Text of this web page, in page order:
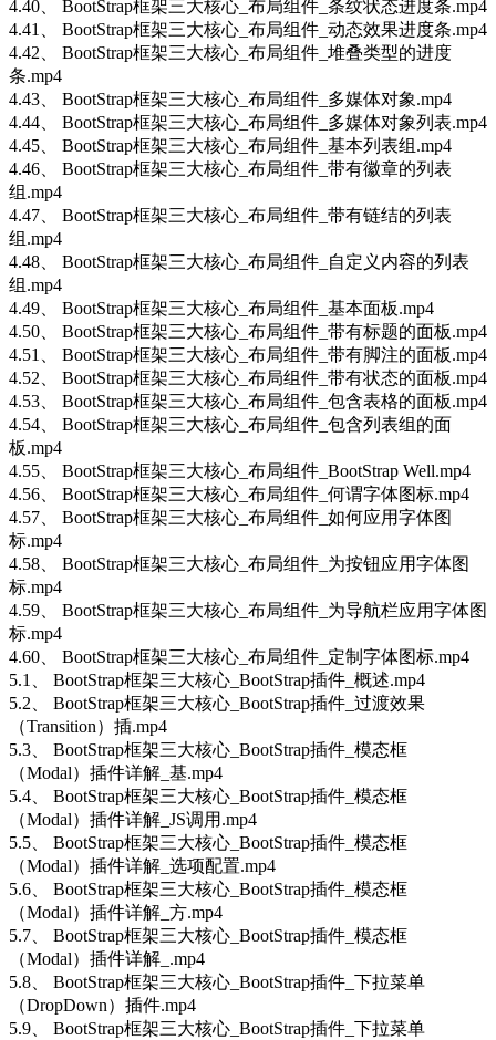
4.40、 BootStrap框架三大核心_布局组件_条纹状态进度条.mp4
4.41、 BootStrap框架三大核心_布局组件_动态效果进度条.mp4
4.42、 BootStrap框架三大核心_布局组件_堆叠类型的进度
条.mp4
4.43、 BootStrap框架三大核心_布局组件_多媒体对象.mp4
4.44、 BootStrap框架三大核心_布局组件_多媒体对象列表.mp4
4.45、 BootStrap框架三大核心_布局组件_基本列表组.mp4
4.46、 BootStrap框架三大核心_布局组件_带有徽章的列表
组.mp4
4.47、 BootStrap框架三大核心_布局组件_带有链结的列表
组.mp4
4.48、 BootStrap框架三大核心_布局组件_自定义内容的列表
组.mp4
4.49、 BootStrap框架三大核心_布局组件_基本面板.mp4
4.50、 BootStrap框架三大核心_布局组件_带有标题的面板.mp4
4.51、 BootStrap框架三大核心_布局组件_带有脚注的面板.mp4
4.52、 BootStrap框架三大核心_布局组件_带有状态的面板.mp4
4.53、 BootStrap框架三大核心_布局组件_包含表格的面板.mp4
4.54、 BootStrap框架三大核心_布局组件_包含列表组的面
板.mp4
4.55、 BootStrap框架三大核心_布局组件_BootStrap Well.mp4
4.56、 BootStrap框架三大核心_布局组件_何谓字体图标.mp4
4.57、 BootStrap框架三大核心_布局组件_如何应用字体图
标.mp4
4.58、 BootStrap框架三大核心_布局组件_为按钮应用字体图
标.mp4
4.59、 BootStrap框架三大核心_布局组件_为导航栏应用字体图
标.mp4
4.60、 BootStrap框架三大核心_布局组件_定制字体图标.mp4
5.1、 BootStrap框架三大核心_BootStrap插件_概述.mp4
5.2、 BootStrap框架三大核心_BootStrap插件_过渡效果
（Transition）插.mp4
5.3、 BootStrap框架三大核心_BootStrap插件_模态框
（Modal）插件详解_基.mp4
5.4、 BootStrap框架三大核心_BootStrap插件_模态框
（Modal）插件详解_JS调用.mp4
5.5、 BootStrap框架三大核心_BootStrap插件_模态框
（Modal）插件详解_选项配置.mp4
5.6、 BootStrap框架三大核心_BootStrap插件_模态框
（Modal）插件详解_方.mp4
5.7、 BootStrap框架三大核心_BootStrap插件_模态框
（Modal）插件详解_.mp4
5.8、 BootStrap框架三大核心_BootStrap插件_下拉菜单
（DropDown）插件.mp4
5.9、 BootStrap框架三大核心_BootStrap插件_下拉菜单